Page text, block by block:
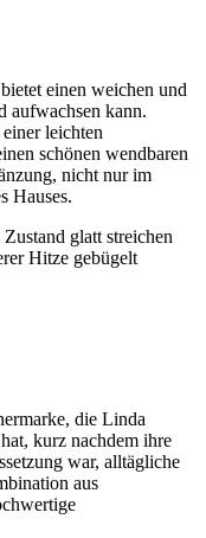
einen weichen und
aufwachsen kann.
leichten
schönen wendbaren
nicht nur im
Hauses.
glatt streichen
Hitze gebügelt
die Linda
kurz nachdem ihre
war, alltägliche
aus